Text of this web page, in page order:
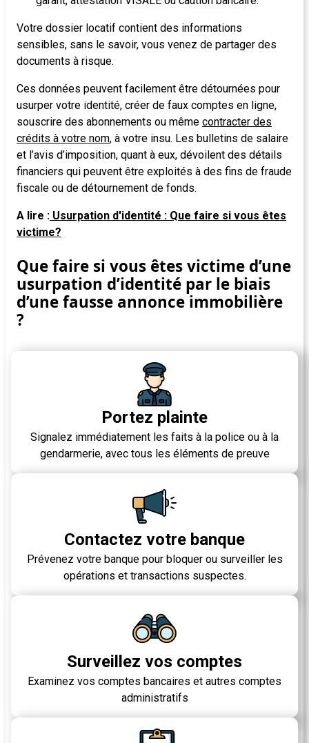
Votre dossier locatif contient des informations
sensibles, sans le savoir, vous venez de partager des
documents à risque.
Ces données peuvent facilement être détournées pour
usurper votre identité, créer de faux comptes en ligne,
souscrire des abonnements ou même contracter des
crédits à votre nom, à votre insu. Les bulletins de salaire
et l’avis d’imposition, quant à eux, dévoilent des détails
financiers qui peuvent être exploités à des fins de fraude
fiscale ou de détournement de fonds.
A lire : Usurpation d'identité : Que faire si vous êtes
victime?
Que faire si vous êtes victime d’une
usurpation d’identité par le biais
d’une fausse annonce immobilière
?
Portez plainte
Signalez immédiatement les faits à la police ou à la
gendarmerie, avec tous les éléments de preuve
Contactez votre banque
Prévenez votre banque pour bloquer ou surveiller les
opérations et transactions suspectes.
Surveillez vos comptes
Examinez vos comptes bancaires et autres comptes
administratifs